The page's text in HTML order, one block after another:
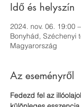
Idő és helyszín
2024. nov. 06. 19:00
Bonyhád, Széchenyi
Magyarország
Az eseményről
Fedezd fel az